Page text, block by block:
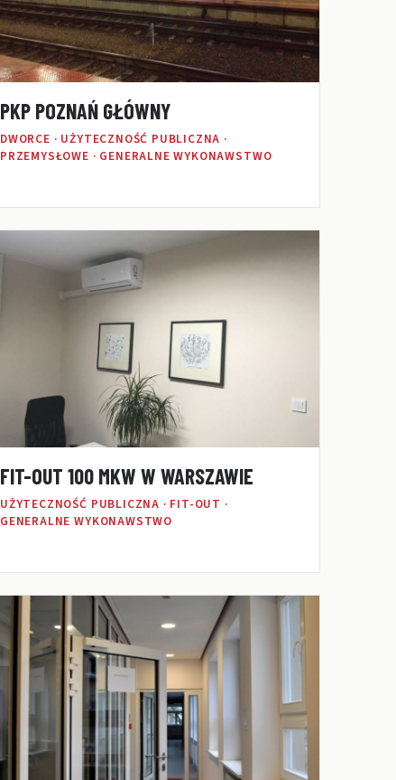
PKP POZNAŃ GŁÓWNY
DWORCE · UŻYTECZNOŚĆ PUBLICZNA ·
PRZEMYSŁOWE · GENERALNE WYKONAWSTWO
FIT-OUT 100 MKW W WARSZAWIE
UŻYTECZNOŚĆ PUBLICZNA · FIT-OUT ·
GENERALNE WYKONAWSTWO